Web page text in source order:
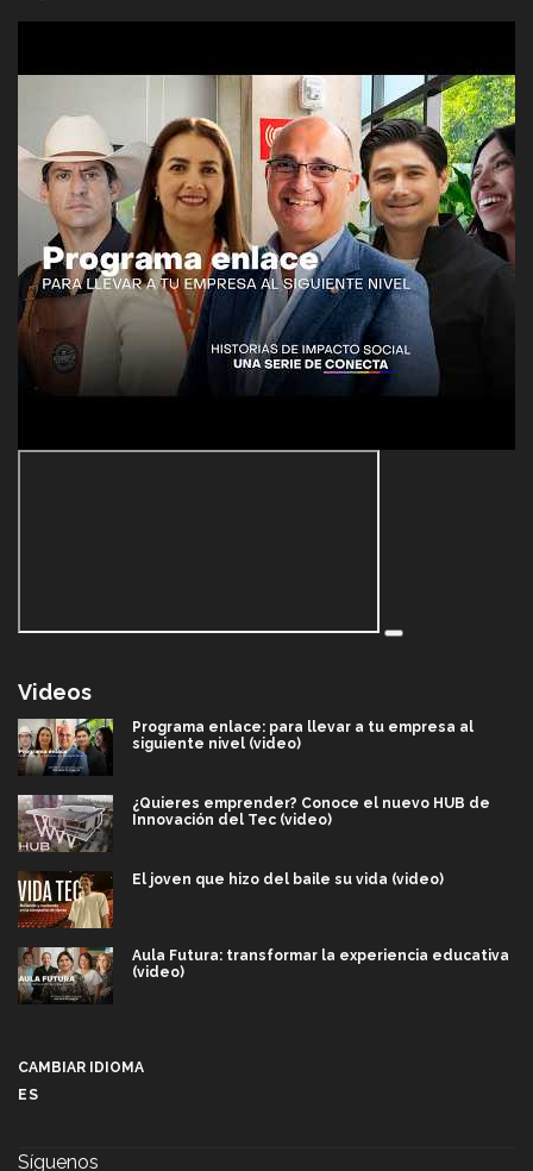
Videos
Programa enlace: para llevar a tu empresa al
siguiente nivel (video)
¿Quieres emprender? Conoce el nuevo HUB de
Innovación del Tec (video)
El joven que hizo del baile su vida (video)
Aula Futura: transformar la experiencia educativa
(video)
CAMBIAR IDIOMA
ES
Síguenos